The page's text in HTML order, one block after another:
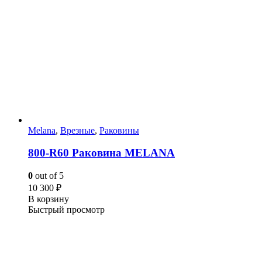
Melana, Врезные, Раковины
800-R60 Раковина MELANA
0 out of 5
10 300 ₽
В корзину
Быстрый просмотр